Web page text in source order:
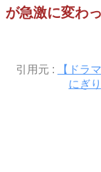
が急激に変わ
引用元 :
【ドラ
にぎ